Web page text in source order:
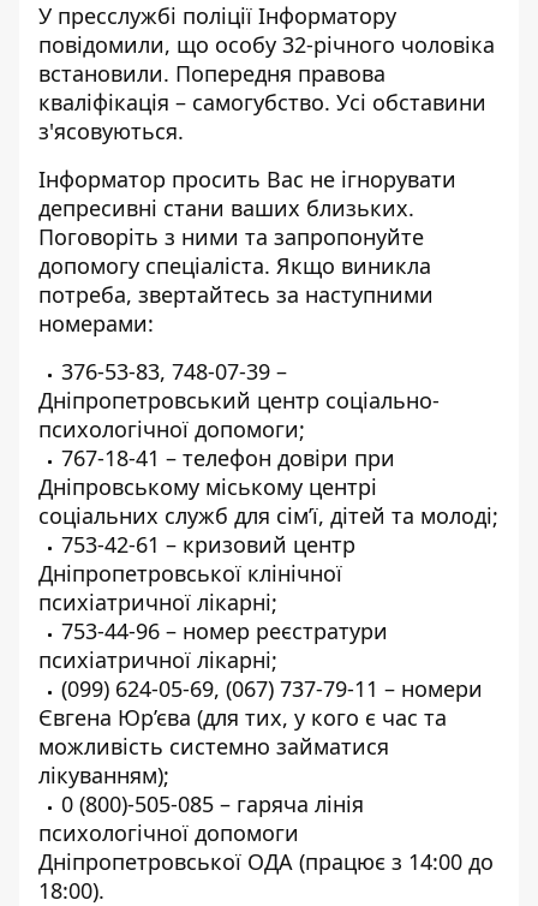
У пресслужбі поліції Інформатору
повідомили, що особу 32-річного чоловіка
встановили. Попередня правова
кваліфікація – самогубство. Усі обставини
з'ясовуються.
Інформатор просить Вас не ігнорувати
депресивні стани ваших близьких.
Поговоріть з ними та запропонуйте
допомогу спеціаліста. Якщо виникла
потреба, звертайтесь за наступними
номерами:
376-53-83, 748-07-39 –
Дніпропетровський центр соціально-
психологічної допомоги;
767-18-41 – телефон довіри при
Дніпровському міському центрі
соціальних служб для сім’ї, дітей та молоді;
753-42-61 – кризовий центр
Дніпропетровської клінічної
психіатричної лікарні;
753-44-96 – номер реєстратури
психіатричної лікарні;
(099) 624-05-69, (067) 737-79-11 – номери
Євгена Юр’єва (для тих, у кого є час та
можливість системно займатися
лікуванням);
0 (800)-505-085 – гаряча лінія
психологічної допомоги
Дніпропетровської ОДА (працює з 14:00 до
18:00).